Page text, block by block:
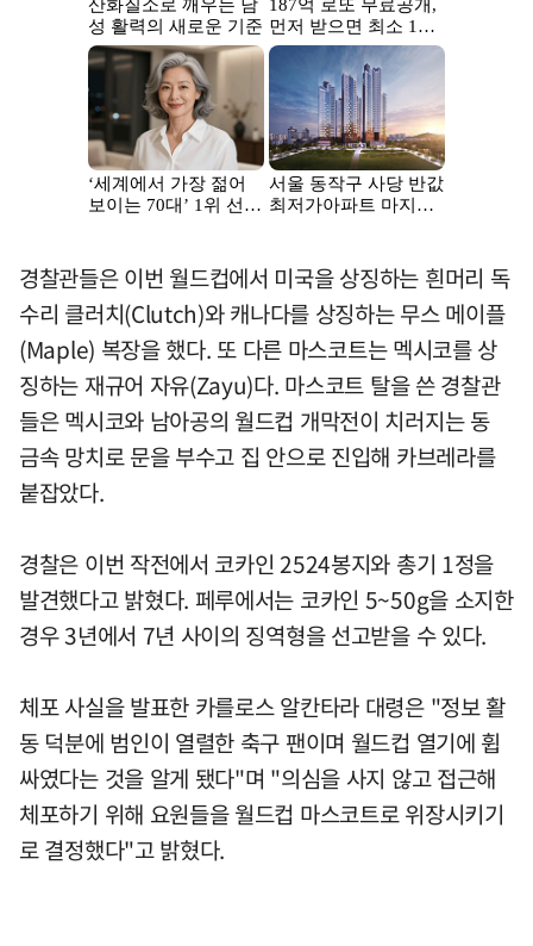
경찰관들은 이번 월드컵에서 미국을 상징하는 흰머리 독
수리 클러치(Clutch)와 캐나다를 상징하는 무스 메이플
(Maple) 복장을 했다. 또 다른 마스코트는 멕시코를 상
징하는 재규어 자유(Zayu)다. 마스코트 탈을 쓴 경찰관
들은 멕시코와 남아공의 월드컵 개막전이 치러지는 동
금속 망치로 문을 부수고 집 안으로 진입해 카브레라를
붙잡았다.
경찰은 이번 작전에서 코카인 2524봉지와 총기 1정을
발견했다고 밝혔다. 페루에서는 코카인 5~50g을 소지한
경우 3년에서 7년 사이의 징역형을 선고받을 수 있다.
체포 사실을 발표한 카를로스 알칸타라 대령은 "정보 활
동 덕분에 범인이 열렬한 축구 팬이며 월드컵 열기에 휩
싸였다는 것을 알게 됐다"며 "의심을 사지 않고 접근해
체포하기 위해 요원들을 월드컵 마스코트로 위장시키기
로 결정했다"고 밝혔다.